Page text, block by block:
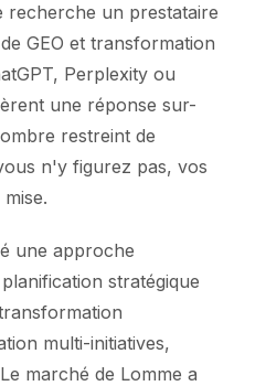
recherche un prestataire
GEO et transformation
Perplexity ou
une réponse sur-
restreint de
n'y figurez pas, vos
une approche
stratégique
multi-initiatives,
marché de Lomme a